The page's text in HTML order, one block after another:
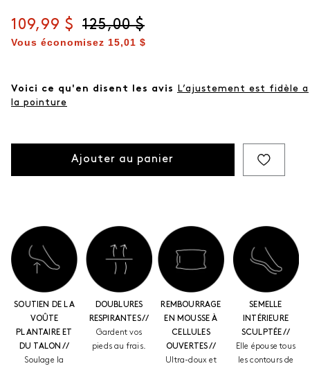
Prix actuel
109,99 $ Prix d'origine
125,00 $
Vous économisez 15,01 $
Voici ce qu'en disent les avis
L’ajustement est fidèle a
la pointure
Ajouter au panier
SOUTIEN DE LA
VOÛTE
PLANTAIRE ET
DU TALON //
Soulage la
DOUBLURES
RESPIRANTES //
Gardent vos
pieds au frais.
REMBOURRAGE
EN MOUSSE À
CELLULES
OUVERTES //
Ultra-doux et
SEMELLE
INTÉRIEURE
SCULPTÉE //
Elle épouse tous
les contours de